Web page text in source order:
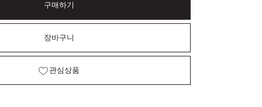
구매하기
장바구니
관심상품